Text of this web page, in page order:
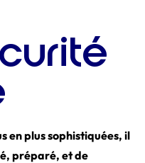
en plus sophistiquées, il
préparé, et de